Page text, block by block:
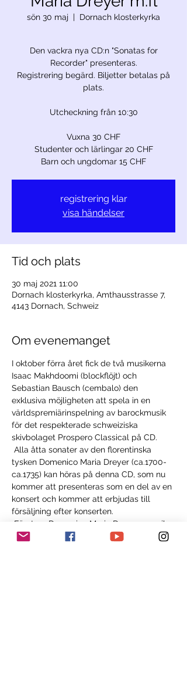
sön 30 maj
  |
Dornach klosterkyrka
Den vackra nya CD:n "Sonatas for
Recorder" presenteras.
Registrering begärd. Biljetter betalas på
plats.
Utcheckning från 10:30
Vuxna 30 CHF
Studenter och lärlingar 20 CHF
Barn och ungdomar 15 CHF
registrering klar
visa händelser
Tid och plats
30 maj 2021 11:00
Dornach klosterkyrka, Amthausstrasse 7,
4143 Dornach, Schweiz
Om evenemanget
I oktober förra året fick de två musikerna
Isaac Makhdoomi (blockflöjt) och
Sebastian Bausch (cembalo) den
exklusiva möjligheten att spela in en
världspremiärinspelning av barockmusik
för det respekterade schweiziska
skivbolaget Prospero Classical på CD.
tysken Domenico Maria Dreyer (ca.1700-
ca.1735) kan höras på denna CD, som nu
kommer att presenteras som en del av en
konsert och kommer att erbjudas till
försäljning efter konserten.
hörs verk av hans italienska samtida